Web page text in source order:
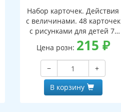
Набор карточек. Действия
с величинами. 48 карточек
с рисунками для детей 7-
9лет. 24 уравнения с
заданиями на обороте
Цена розн: 215 ₽
−
+
В корзину